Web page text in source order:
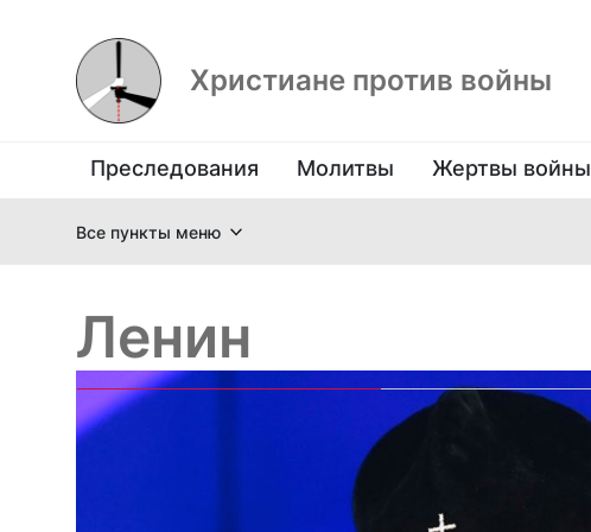
Христиане против войны
Преследования Молитвы Жертвы войны
Все пункты меню
Ленин